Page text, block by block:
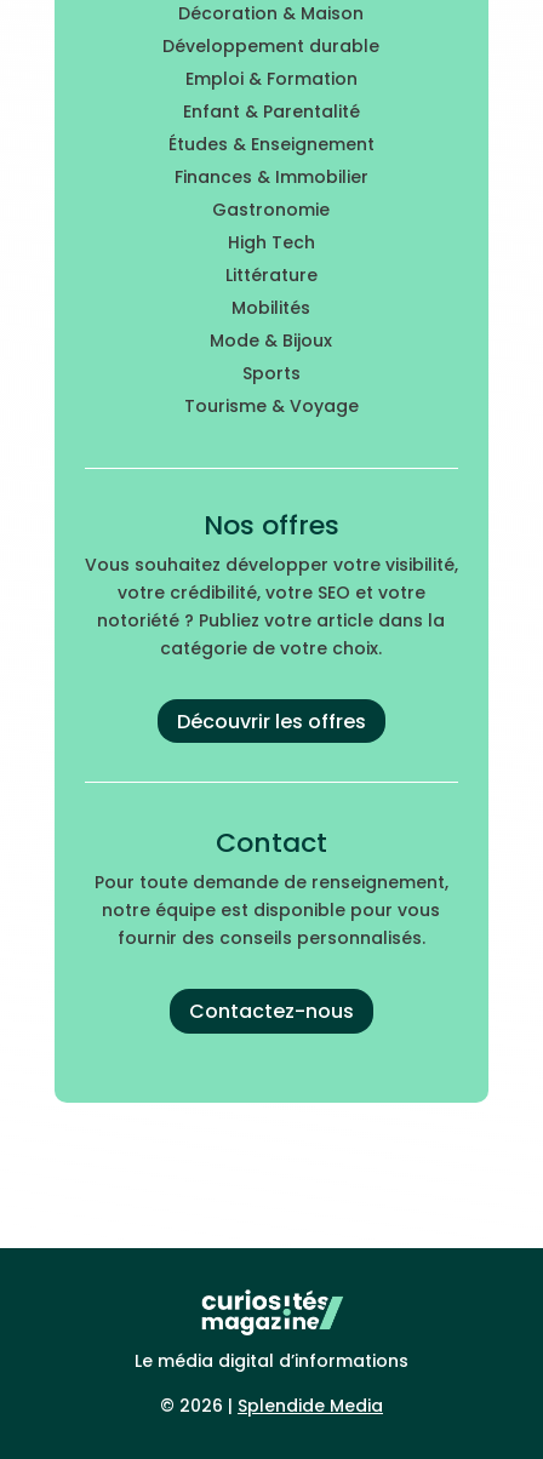
Décoration & Maison
Développement durable
Emploi & Formation
Enfant & Parentalité
Études & Enseignement
Finances & Immobilier
Gastronomie
High Tech
Littérature
Mobilités
Mode & Bijoux
Sports
Tourisme & Voyage
Nos offres
Vous souhaitez développer votre visibilité,
votre crédibilité, votre SEO et votre
notoriété ? Publiez votre article dans la
catégorie de votre choix.
Découvrir les offres
Contact
Pour toute demande de renseignement,
notre équipe est disponible pour vous
fournir des conseils personnalisés.
Contactez-nous
Le média digital d’informations
© 2026 | Splendide Media